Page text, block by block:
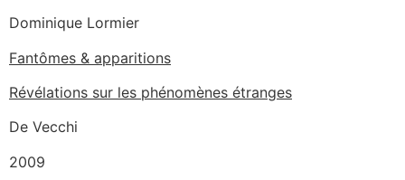
Dominique Lormier
Fantômes & apparitions
Révélations sur les phénomènes étranges
De Vecchi
2009